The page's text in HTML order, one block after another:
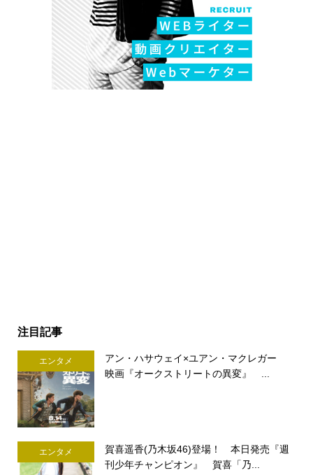
注目記事
エンタメ
アン・ハサウェイ×ユアン・マクレガー
映画『オークストリートの異変』 ...
エンタメ
賀喜遥香(乃木坂46)登場！ 本日発売『週
刊少年チャンピオン』 賀喜「乃...